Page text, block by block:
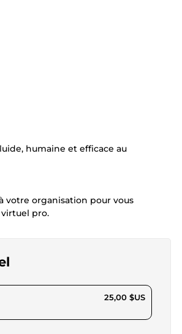
humaine et efficace au
votre organisation pour vous
pro.
25,00 $US